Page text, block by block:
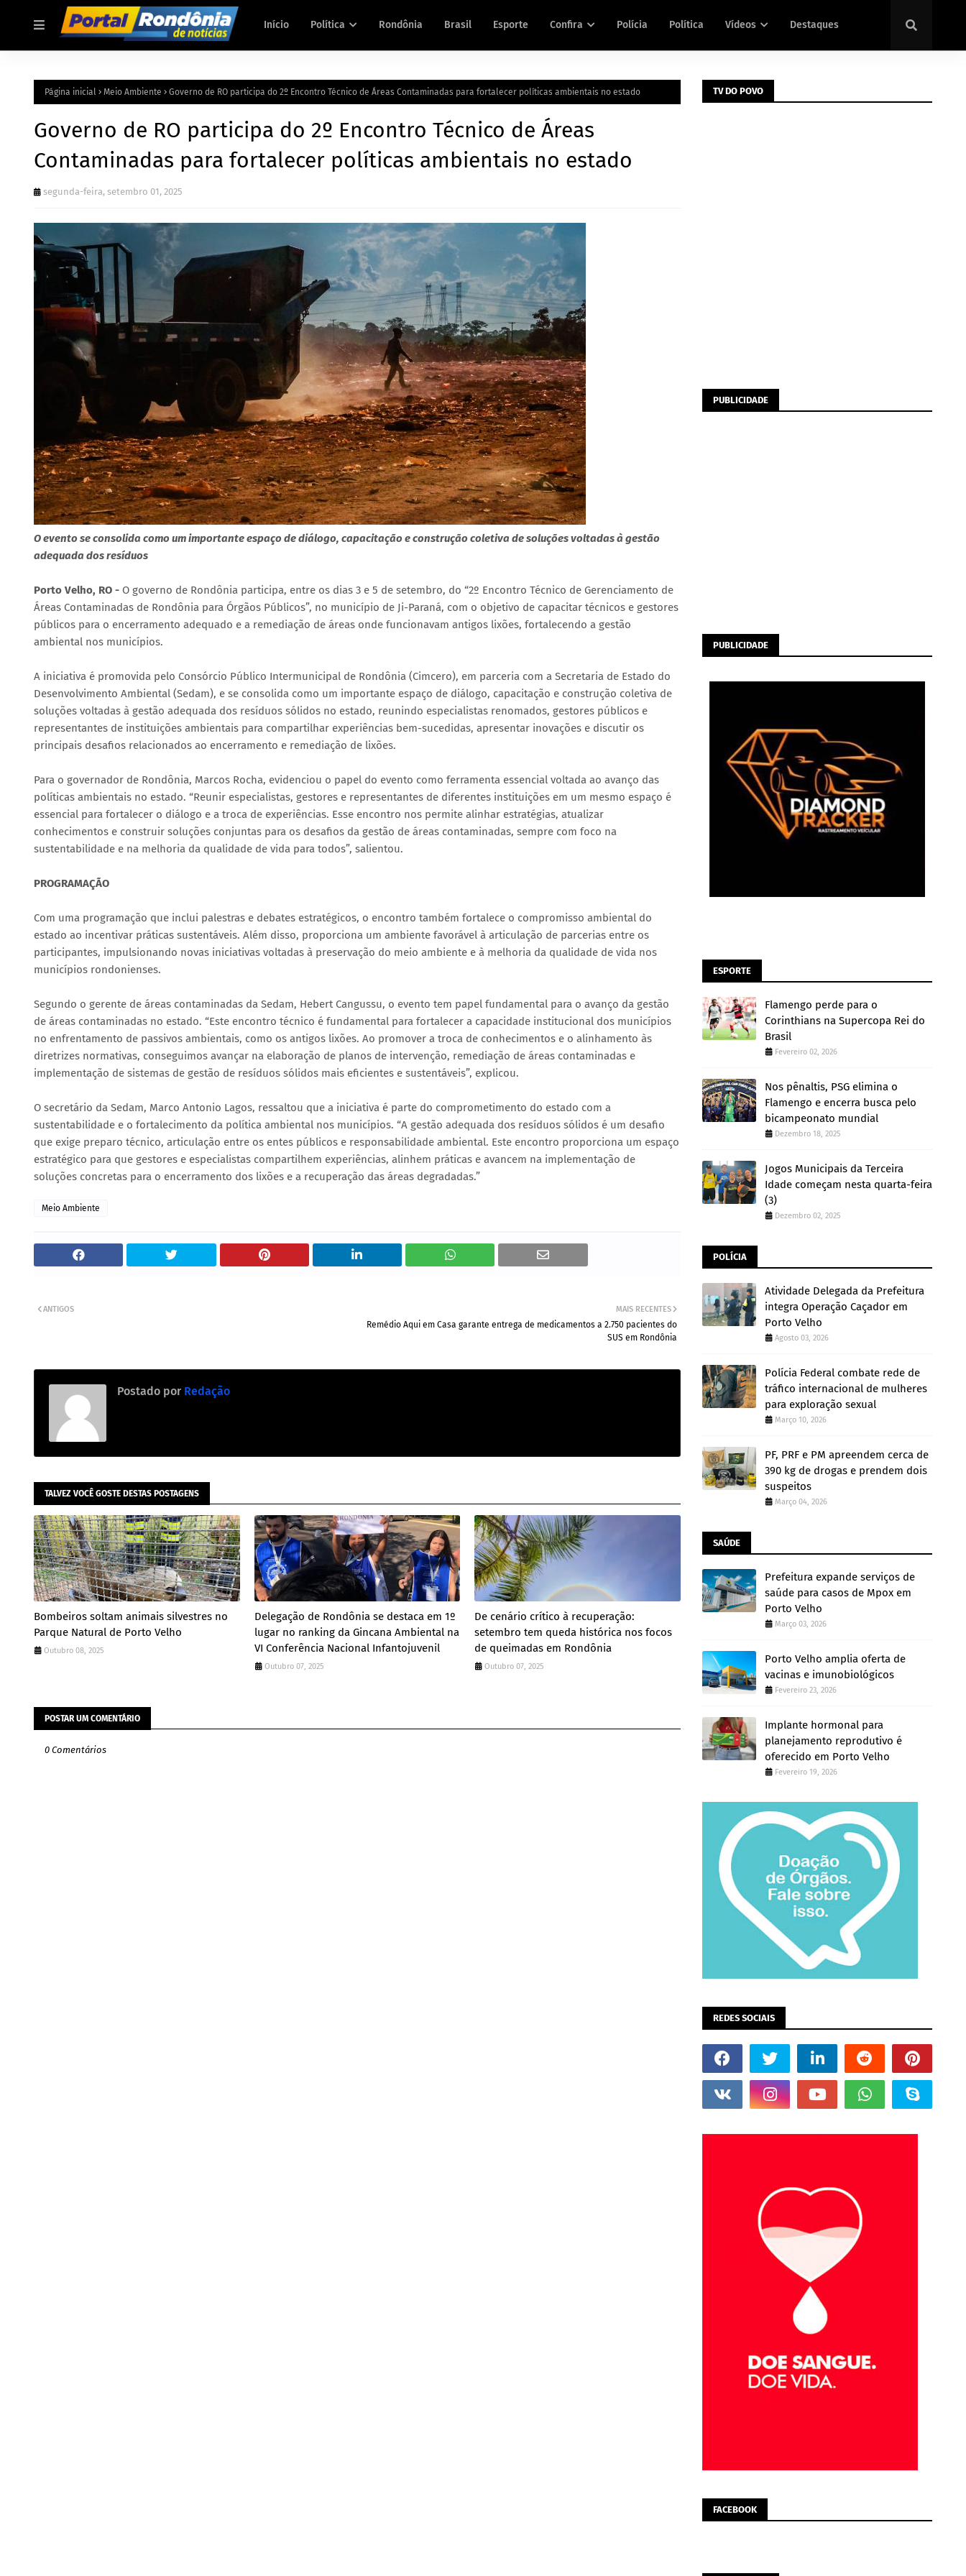
Início Política Rondônia Brasil Esporte Confira Polícia Política Vídeos Destaques
Página inicial Meio Ambiente Governo de RO participa do 2º Encontro Técnico de Áreas Contaminadas para fortalecer políticas ambientais no estado
Governo de RO participa do 2º Encontro Técnico de Áreas
Contaminadas para fortalecer políticas ambientais no estado
segunda-feira, setembro 01, 2025
O evento se consolida como um importante espaço de diálogo, capacitação e construção coletiva de soluções voltadas à gestão
adequada dos resíduos
Porto Velho, RO - O governo de Rondônia participa, entre os dias 3 e 5 de setembro, do “2º Encontro Técnico de Gerenciamento de
Áreas Contaminadas de Rondônia para Órgãos Públicos”, no município de Ji-Paraná, com o objetivo de capacitar técnicos e gestores
públicos para o encerramento adequado e a remediação de áreas onde funcionavam antigos lixões, fortalecendo a gestão
ambiental nos municípios.
A iniciativa é promovida pelo Consórcio Público Intermunicipal de Rondônia (Cimcero), em parceria com a Secretaria de Estado do
Desenvolvimento Ambiental (Sedam), e se consolida como um importante espaço de diálogo, capacitação e construção coletiva de
soluções voltadas à gestão adequada dos resíduos sólidos no estado, reunindo especialistas renomados, gestores públicos e
representantes de instituições ambientais para compartilhar experiências bem-sucedidas, apresentar inovações e discutir os
principais desafios relacionados ao encerramento e remediação de lixões.
Para o governador de Rondônia, Marcos Rocha, evidenciou o papel do evento como ferramenta essencial voltada ao avanço das
políticas ambientais no estado. “Reunir especialistas, gestores e representantes de diferentes instituições em um mesmo espaço é
essencial para fortalecer o diálogo e a troca de experiências. Esse encontro nos permite alinhar estratégias, atualizar
conhecimentos e construir soluções conjuntas para os desafios da gestão de áreas contaminadas, sempre com foco na
sustentabilidade e na melhoria da qualidade de vida para todos”, salientou.
PROGRAMAÇÃO
Com uma programação que inclui palestras e debates estratégicos, o encontro também fortalece o compromisso ambiental do
estado ao incentivar práticas sustentáveis. Além disso, proporciona um ambiente favorável à articulação de parcerias entre os
participantes, impulsionando novas iniciativas voltadas à preservação do meio ambiente e à melhoria da qualidade de vida nos
municípios rondonienses.
Segundo o gerente de áreas contaminadas da Sedam, Hebert Cangussu, o evento tem papel fundamental para o avanço da gestão
de áreas contaminadas no estado. “Este encontro técnico é fundamental para fortalecer a capacidade institucional dos municípios
no enfrentamento de passivos ambientais, como os antigos lixões. Ao promover a troca de conhecimentos e o alinhamento às
diretrizes normativas, conseguimos avançar na elaboração de planos de intervenção, remediação de áreas contaminadas e
implementação de sistemas de gestão de resíduos sólidos mais eficientes e sustentáveis”, explicou.
O secretário da Sedam, Marco Antonio Lagos, ressaltou que a iniciativa é parte do comprometimento do estado com a
sustentabilidade e o fortalecimento da política ambiental nos municípios. “A gestão adequada dos resíduos sólidos é um desafio
que exige preparo técnico, articulação entre os entes públicos e responsabilidade ambiental. Este encontro proporciona um espaço
estratégico para que gestores e especialistas compartilhem experiências, alinhem práticas e avancem na implementação de
soluções concretas para o encerramento dos lixões e a recuperação das áreas degradadas.”
Meio Ambiente
MAIS RECENTES
Remédio Aqui em Casa garante entrega de medicamentos a 2.750 pacientes do
SUS em Rondônia
ANTIGOS
Postado por Redação
TALVEZ VOCÊ GOSTE DESTAS POSTAGENS
Bombeiros soltam animais silvestres no
Parque Natural de Porto Velho
Outubro 08, 2025
Delegação de Rondônia se destaca em 1º
lugar no ranking da Gincana Ambiental na
VI Conferência Nacional Infantojuvenil
Outubro 07, 2025
De cenário crítico à recuperação:
setembro tem queda histórica nos focos
de queimadas em Rondônia
Outubro 07, 2025
POSTAR UM COMENTÁRIO
0 Comentários
TV DO POVO
PUBLICIDADE
PUBLICIDADE
ESPORTE
Flamengo perde para o
Corinthians na Supercopa Rei do
Brasil
Fevereiro 02, 2026
Nos pênaltis, PSG elimina o
Flamengo e encerra busca pelo
bicampeonato mundial
Dezembro 18, 2025
Jogos Municipais da Terceira
Idade começam nesta quarta-feira
(3)
Dezembro 02, 2025
POLÍCIA
Atividade Delegada da Prefeitura
integra Operação Caçador em
Porto Velho
Agosto 03, 2026
Polícia Federal combate rede de
tráfico internacional de mulheres
para exploração sexual
Março 10, 2026
PF, PRF e PM apreendem cerca de
390 kg de drogas e prendem dois
suspeitos
Março 04, 2026
SAÚDE
Prefeitura expande serviços de
saúde para casos de Mpox em
Porto Velho
Março 03, 2026
Porto Velho amplia oferta de
vacinas e imunobiológicos
Fevereiro 23, 2026
Implante hormonal para
planejamento reprodutivo é
oferecido em Porto Velho
Fevereiro 19, 2026
REDES SOCIAIS
FACEBOOK